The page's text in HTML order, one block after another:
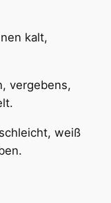
kalt,
vergebens,
weiß